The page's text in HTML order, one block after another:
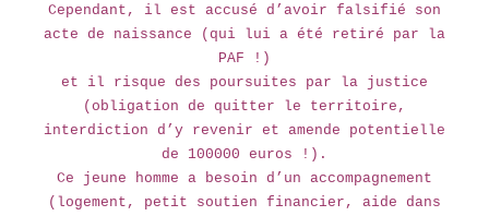
Cependant, il est accusé d’avoir falsifié son
acte de naissance (qui lui a été retiré par la
PAF !)
et il risque des poursuites par la justice
(obligation de quitter le territoire,
interdiction d’y revenir et amende potentielle
de 100000 euros !).
Ce jeune homme a besoin d’un accompagnement
(logement, petit soutien financier, aide dans